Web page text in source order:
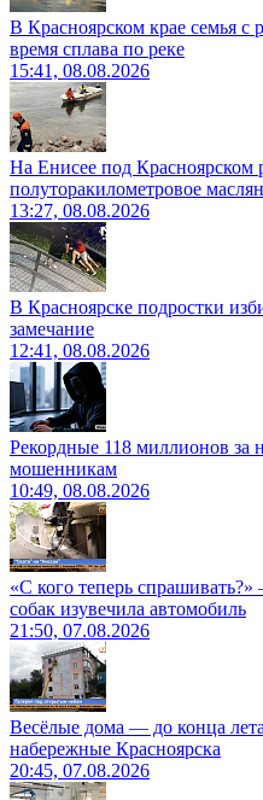
В Красноярском крае семья с
время сплава по реке
15:41, 08.08.2026
На Енисее под Красноярском
полуторакилометровое
13:27, 08.08.2026
В Красноярске подростки
замечание
12:41, 08.08.2026
Рекордные 118 миллионов за
мошенникам
10:49, 08.08.2026
«С кого теперь
собак изувечила автомобиль
21:50, 07.08.2026
Весёлые дома — до конца
набережные Красноярска
20:45, 07.08.2026